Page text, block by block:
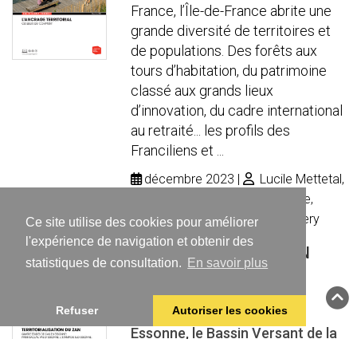
Ce site utilise des cookies pour améliorer
l'expérience de navigation et obtenir des
statistiques de consultation.
En savoir plus
Refuser Autoriser les cookies
France, l’Île-de-France abrite une
grande diversité de territoires et
de populations. Des forêts aux
tours d’habitation, du patrimoine
classé aux grands lieux
d’innovation, du cadre international
au retraité... les profils des
Franciliens et ...
décembre 2023
Lucile Mettetal,
Pascale Leroi, Martin Omhovère,
François Michelot, Pascale Guery
Territorialisation du ZAN
Quatre études de cas en
Essonne : Paris-Saclay, Val
d'Essonne, L’Etampois Sud
Essonne, le Bassin Versant de la